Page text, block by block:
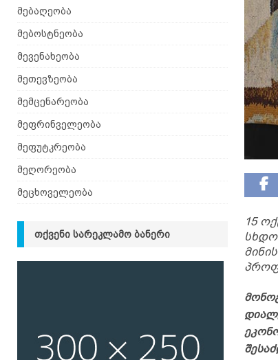
15
მებაღეობა
მებოსტნეობა
მევენახეობა
მეთევზეობა
მემცენარეობა
მეფრინველეობა
მეფუტკრეობა
მეღორეობა
მეცხოველეობა
ᲗᲥᲕᲔᲜᲘ ᲡᲐᲠᲔᲙᲚᲐᲛᲝ ᲑᲐᲜᲔᲠᲘ